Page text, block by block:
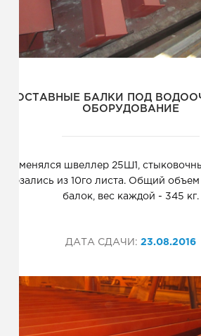
СОСТАВНЫЕ БАЛКИ ПОД
ОБОРУДОВАНИЕ
Применялся швеллер 25Ш1,
резались из 10го листа. Общий объем
балок, вес каждой - 345 кг.
ДАТА СДАЧИ: 23.08.2016